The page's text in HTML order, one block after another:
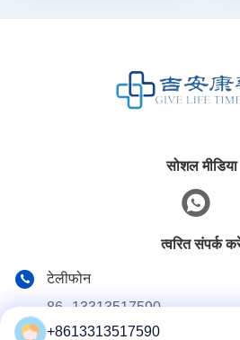
सोशल मीडिया
त्वरित संपर्क
टेलीफोन
86--13313517590
+8613313517590